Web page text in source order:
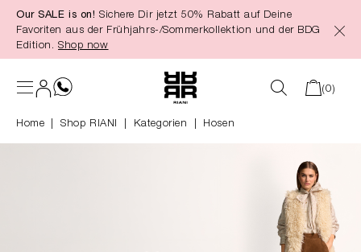
springen
Our SALE is on! Sichere Dir jetzt 50% Rabatt auf Deine
Favoriten aus der Frühjahrs-/Sommerkollektion und der BDG
Edition. Shop now
(0)
Home Shop RIANI Kategorien Hosen